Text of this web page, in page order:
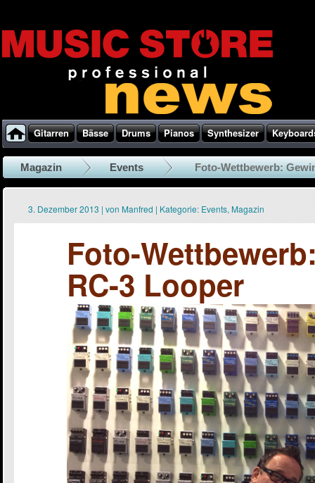
Gitarren Bässe Drums Pianos Synthesizer
Magazin Events Foto-Wettbewerb:
3. Dezember 2013 | von Manfred | Kategorie: Events, Magazin
Foto-
RC-3 Looper